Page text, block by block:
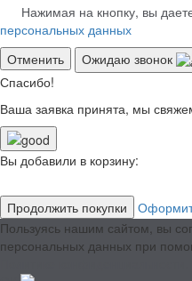
Нажимая на кнопку, вы
персональных данных
Отменить
Ожидаю звонок
Спасибо!
Ваша заявка принята, мы
Вы добавили в корзину:
Продолжить покупки
Пользуясь нашим сайтом, вы
персональных данных при